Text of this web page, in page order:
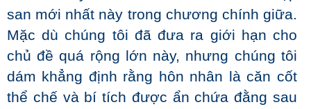
san mới nhất này trong chương chính giữa.
Mặc dù chúng tôi đã đưa ra giới hạn cho
chủ đề quá rộng lớn này, nhưng chúng tôi
dám khẳng định rằng hôn nhân là căn cốt
thể chế và bí tích được ẩn chứa đằng sau